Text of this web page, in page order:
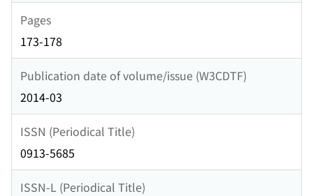
Pages
173-178
Publication date of volume/issue (W3CDTF)
2014-03
ISSN (Periodical Title)
0913-5685
ISSN-L (Periodical Title)